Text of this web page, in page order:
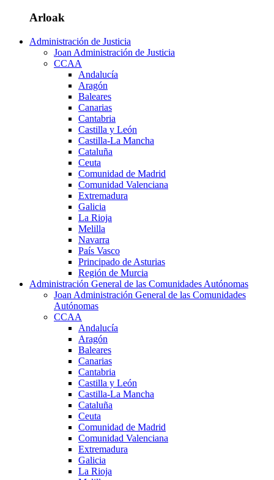
Arloak
Administración de Justicia
Joan Administración de Justicia
CCAA
Andalucía
Aragón
Baleares
Canarias
Cantabria
Castilla y León
Castilla-La Mancha
Cataluña
Ceuta
Comunidad de Madrid
Comunidad Valenciana
Extremadura
Galicia
La Rioja
Melilla
Navarra
País Vasco
Principado de Asturias
Región de Murcia
Administración General de las Comunidades Autónomas
Joan Administración General de las Comunidades
Autónomas
CCAA
Andalucía
Aragón
Baleares
Canarias
Cantabria
Castilla y León
Castilla-La Mancha
Cataluña
Ceuta
Comunidad de Madrid
Comunidad Valenciana
Extremadura
Galicia
La Rioja